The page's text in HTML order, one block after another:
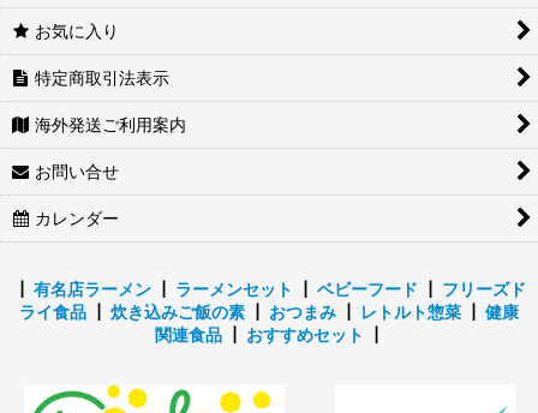
海苔・漬物・ふりかけ
ジャム・バター
インスタントスープ
お気に入り
特定商取引法表示
海外発送ご利用案内
お問い合せ
カレンダー
有名店ラーメン┃ ラーメンセット ベビーフード
フリーズド
ライ食品
炊き込みご飯の素 おつまみ レトルト惣菜
健康
関連食品┃ おすすめセット